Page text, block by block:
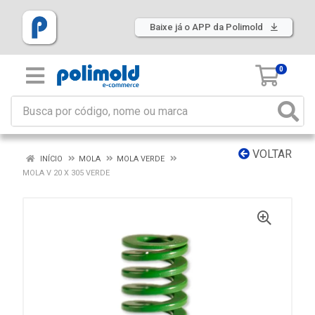
Baixe já o APP da Polimold
0
VOLTAR
INÍCIO MOLA
MOLA VERDE
MOLA V 20 X 305 VERDE